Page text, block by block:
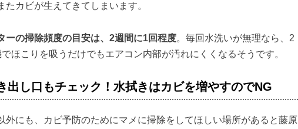
たカビが生えてきてしまいます。
ーの掃除頻度の目安は、2週間に1回程度。毎回水洗いが無理なら、2
ほこりを吸うだけでもエアコン内部が汚れにくくなるそうです。
出し口もチェック！水拭きはカビを増やすのでNG
外にも、カビ予防のためにマメに掃除をしてほしい場所があると藤原